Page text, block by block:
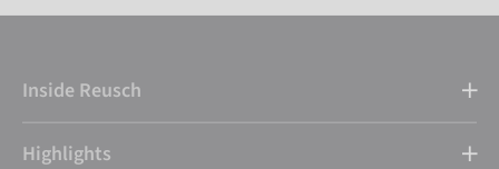
Inside Reusch
Highlights